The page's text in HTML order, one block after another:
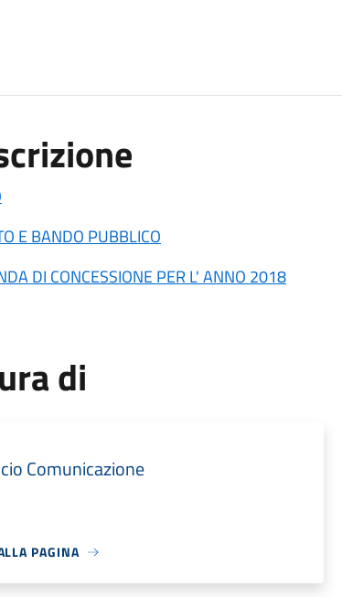
E BANDO PUBBLICO
DI CONCESSIONE PER L' ANNO 2018
di
Comunicazione
PAGINA